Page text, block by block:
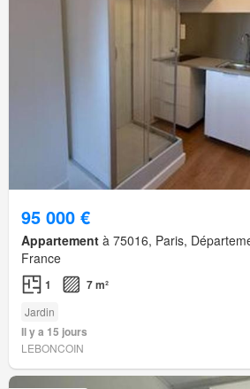
95 000 €
Appartement à 75016, Paris,
France
1 7 m²
Jardin
Il y a 15 jours
LEBONCOIN